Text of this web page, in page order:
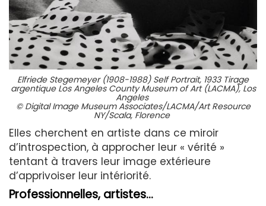
Elfriede Stegemeyer (1908-1988) Self Portrait, 1933 Tirage
argentique Los Angeles County Museum of Art (LACMA), Los
Angeles
© Digital Image Museum Associates/LACMA/Art Resource
NY/Scala, Florence
Elles cherchent en artiste dans ce miroir
d’introspection, à approcher leur « vérité »
tentant à travers leur image extérieure
d’apprivoiser leur intériorité.
Professionnelles, artistes…